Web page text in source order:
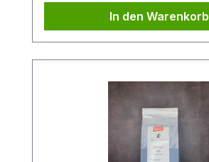
In den Warenkorb